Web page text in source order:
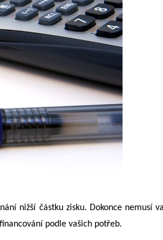
nižší částku zisku. Dokonce nemusí
podle vašich potřeb.